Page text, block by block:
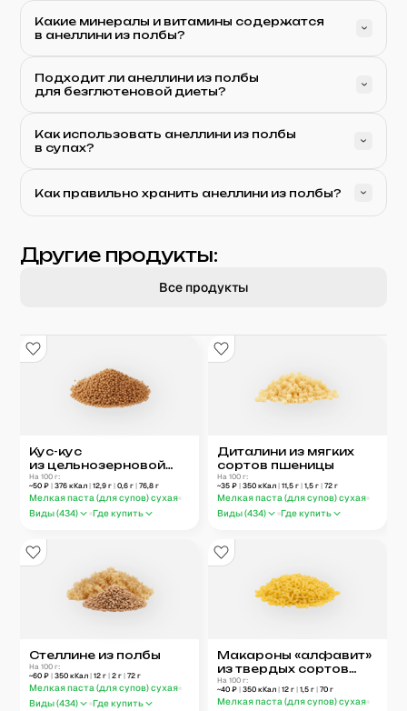
Какие минералы и витамины содержатся
в анеллини из полбы?
Подходит ли анеллини из полбы
для безглютеновой диеты?
Как использовать анеллини из полбы
в супах?
Как правильно хранить анеллини из полбы?
Другие продукты:
Все продукты
Кус-кус
из цельнозерновой
муки
На 100 г:
~50 ₽| 376 кКал| 12,9 г| 0,6 г| 76,8 г
Мелкая паста (для супов) сухая
Виды (434) Где купить
Диталини из мягких
сортов пшеницы
На 100 г:
~35 ₽ | 350 кКал | 11,5 г | 1,5 г | 72 г
Мелкая паста (для супов) сухая
Виды (434) Где купить
Стеллине из полбы
На 100 г:
~60 ₽| 350 кКал| 12 г| 2 г| 72 г
Мелкая паста (для супов) сухая
Виды (434) Где купить
Макароны «алфавит»
из твердых сортов
пшеницы
На 100 г:
~40 ₽ | 350 кКал | 12 г | 1,5 г | 70 г
Мелкая паста (для супов) сухая